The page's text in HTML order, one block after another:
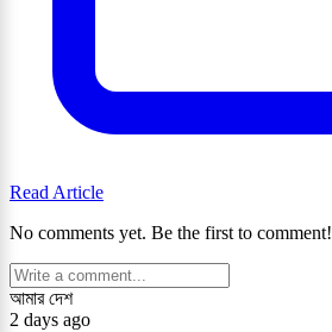
Read Article
No comments yet. Be the first to comment!
আমার দেশ
2 days ago